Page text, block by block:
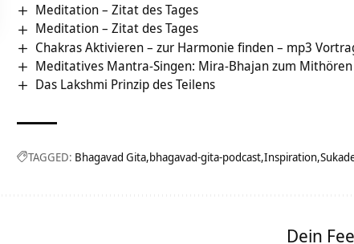
Meditation – Zitat des Tages
Meditation – Zitat des Tages
Chakras Aktivieren – zur Harmonie finden – mp3
Meditatives Mantra-Singen: Mira-Bhajan zum Mithören
Das Lakshmi Prinzip des Teilens
TAGGED: Bhagavad Gita bhagavad-gita-podcast Inspiration
Dein